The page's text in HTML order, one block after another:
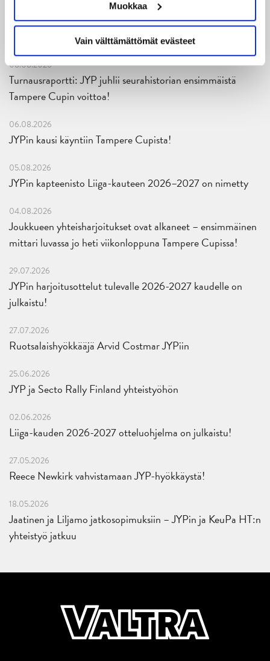
Muokkaa
Vain välttämättömät evästeet
Uusimmat
08.08.2026
Turnausraportti: JYP juhlii seurahistorian ensimmäistä
Tampere Cupin voittoa!
06.08.2026
JYPin kausi käyntiin Tampere Cupista!
05.08.2026
JYPin kapteenisto Liiga-kauteen 2026–2027 on nimetty
04.08.2026
Joukkueen yhteisharjoitukset ovat alkaneet – ensimmäinen
mittari luvassa jo heti viikonloppuna Tampere Cupissa!
29.07.2026
JYPin harjoitusottelut tulevalle 2026-2027 kaudelle on
julkaistu!
27.07.2026
Ruotsalaishyökkääjä Arvid Costmar JYPiin
25.06.2026
JYP ja Secto Rally Finland yhteistyöhön
02.06.2026
Liiga-kauden 2026-2027 otteluohjelma on julkaistu!
27.05.2026
Reece Newkirk vahvistamaan JYP-hyökkäystä!
18.05.2026
Jaatinen ja Liljamo jatkosopimuksiin – JYPin ja KeuPa HT:n
yhteistyö jatkuu